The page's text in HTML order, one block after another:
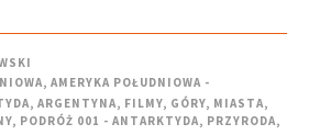
, AMERYKA POŁUDNIOWA -
, ARGENTYNA, FILMY, GÓRY, MIASTA,
, PODRÓŻ 001 - ANTARKTYDA, PRZYRODA,